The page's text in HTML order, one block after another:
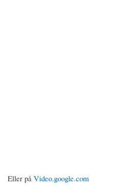
Eller på Video.google.com